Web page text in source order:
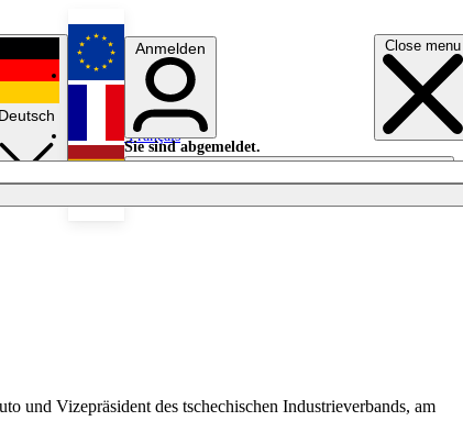
Close menu
Deutsch
English
Français
Anmelden
Sie sind abgemeldet.
Anmelden
Licht aus
und Vizepräsident des tschechischen Industrieverbands, am